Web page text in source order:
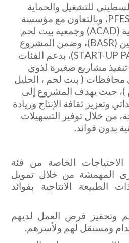
للتشغيل والحماية
الاجتماعية للعمال PFESP، وبالتعاون مع مؤسسة
"اكاد" للتمويل والتنمية (ACAD) وجمعية بيت لحم
العربية لتأهيل المعاقين (BASR)، وضمن المشروع
الايطالي (START-UP PALESTINE)، بدعم الفئات
مشاريع صغيرة لذوي
محافظات ( بيت لحم ، الخليل
)، حيث يهدف المشروع إلى
وتعزيز ثقافة الإنتاج وريادة
من خلال توفير التسهيلات
بدون فوائد.
الخاصة من فئة
المهمشة من خلال تمويل
الطبيعة الانتاجية بفوائد
وتحفيز فرص العمل لديهم
ومستقل لهم ولأسرهم.